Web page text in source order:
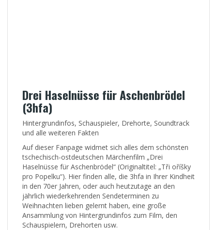
Drei Haselnüsse für Aschenbrödel
(3hfa)
Hintergrundinfos, Schauspieler, Drehorte, Soundtrack
und alle weiteren Fakten
Auf dieser Fanpage widmet sich alles dem schönsten
tschechisch-ostdeutschen Märchenfilm „Drei
Haselnüsse für Aschenbrödel“ (Originaltitel: „Tři oříšky
pro Popelku“). Hier finden alle, die 3hfa in Ihrer Kindheit
in den 70er Jahren, oder auch heutzutage an den
jährlich wiederkehrenden Sendeterminen zu
Weihnachten lieben gelernt haben, eine große
Ansammlung von Hintergrundinfos zum Film, den
Schauspielern, Drehorten usw.